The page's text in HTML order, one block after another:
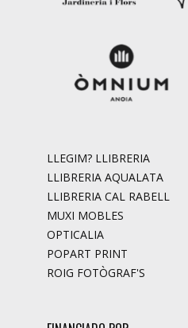
LLEGIM? LLIBRERIA
LLIBRERIA AQUALATA
LLIBRERIA CAL RABELL
MUXI MOBLES
OPTICALIA
POPART PRINT
ROIG FOTÒGRAF'S